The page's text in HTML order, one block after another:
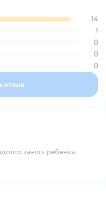
14
1
0
0
0
отзыв
занять ребенка.